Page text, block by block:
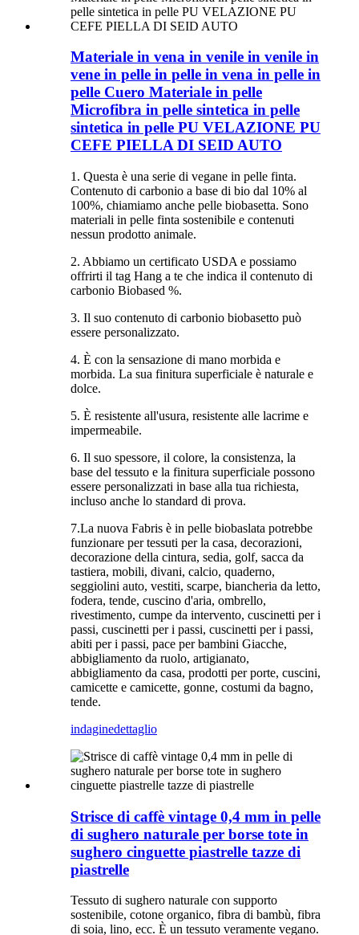
Materiale in vena in venile in venile in
vene in pelle in pelle in vena in pelle in
pelle Cuero Materiale in pelle
Microfibra in pelle sintetica in pelle
sintetica in pelle PU VELAZIONE PU
CEFE PIELLA DI SEID AUTO
1. Questa è una serie di vegane in pelle finta.
Contenuto di carbonio a base di bio dal 10% al
100%, chiamiamo anche pelle biobasetta. Sono
materiali in pelle finta sostenibile e contenuti
nessun prodotto animale.
2. Abbiamo un certificato USDA e possiamo
offrirti il ​​tag Hang a te che indica il contenuto di
carbonio Biobased %.
3. Il suo contenuto di carbonio biobasetto può
essere personalizzato.
4. È con la sensazione di mano morbida e
morbida. La sua finitura superficiale è naturale e
dolce.
5. È resistente all'usura, resistente alle lacrime e
impermeabile.
6. Il suo spessore, il colore, la consistenza, la
base del tessuto e la finitura superficiale possono
essere personalizzati in base alla tua richiesta,
incluso anche lo standard di prova.
7.La nuova Fabris è in pelle biobaslata potrebbe
funzionare per tessuti per la casa, decorazioni,
decorazione della cintura, sedia, golf, sacca da
tastiera, mobili, divani, calcio, quaderno,
seggiolini auto, vestiti, scarpe, biancheria da letto,
fodera, tende, cuscino d'aria, ombrello,
rivestimento, cumpe da intervento, cuscinetti per i
passi, cuscinetti per i passi, cuscinetti per i passi,
abiti per i passi, pace per bambini Giacche,
abbigliamento da ruolo, artigianato,
abbigliamento da casa, prodotti per porte, cuscini,
camicette e camicette, gonne, costumi da bagno,
tende.
indaginedettaglio
Strisce di caffè vintage 0,4 mm in pelle
di sughero naturale per borse tote in
sughero cinguette piastrelle tazze di
piastrelle
Tessuto di sughero naturale con supporto
sostenibile, cotone organico, fibra di bambù, fibra
di soia, lino, ecc. È un tessuto veramente vegano.